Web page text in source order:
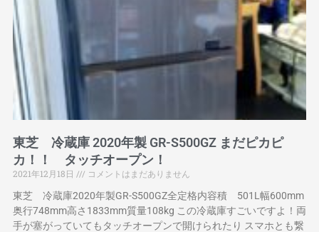
東芝 冷蔵庫 2020年製 GR-S500GZ まだピカピ
カ！！ タッチオープン！
2021年12月18日
コメントはまだありません
東芝 冷蔵庫2020年製GR-S500GZ全定格内容積 501L幅600mm
奥行748mm高さ1833mm質量108kg この冷蔵庫すごいですよ！両
手が塞がっていてもタッチオープンで開けられたり スマホとも繋